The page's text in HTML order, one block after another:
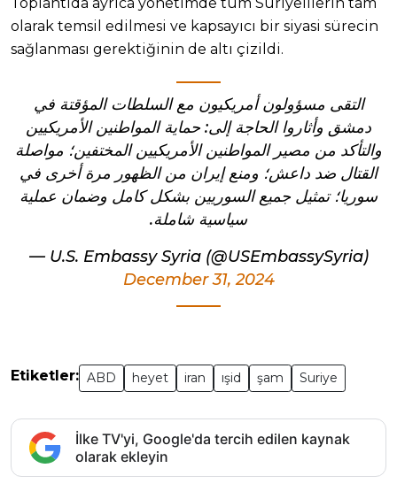
olarak temsil edilmesi ve kapsayıcı bir siyasi sürecin
sağlanması gerektiğinin de altı çizildi.
التقى مسؤولون أمريكيون مع السلطات المؤقتة في
دمشق وأثاروا الحاجة إلى: حماية المواطنين الأمريكيين
والتأكد من مصير المواطنين الأمريكيين المختفين؛ مواصلة
القتال ضد داعش؛ ومنع إيران من الظهور مرة أخرى في
سوريا؛ تمثيل جميع السوريين بشكل كامل وضمان عملية
سياسية شاملة.
— U.S. Embassy Syria (@USEmbassySyria)
December 31, 2024
Etiketler: ABD heyet iran ışid şam Suriye
İlke TV'yi, Google'da tercih edilen kaynak
olarak ekleyin